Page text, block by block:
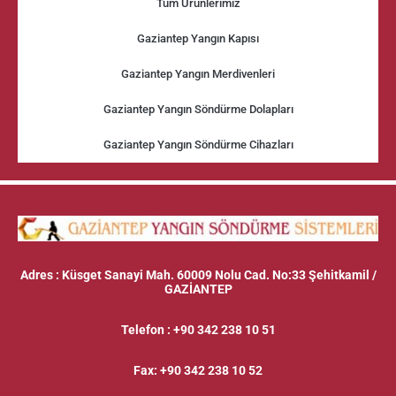
Tüm Ürünlerimiz
Gaziantep Yangın Kapısı
Gaziantep Yangın Merdivenleri
Gaziantep Yangın Söndürme Dolapları
Gaziantep Yangın Söndürme Cihazları
Adres : Küsget Sanayi Mah. 60009 Nolu Cad. No:33 Şehitkamil /
GAZİANTEP
Telefon : +90 342 238 10 51
Fax: +90 342 238 10 52